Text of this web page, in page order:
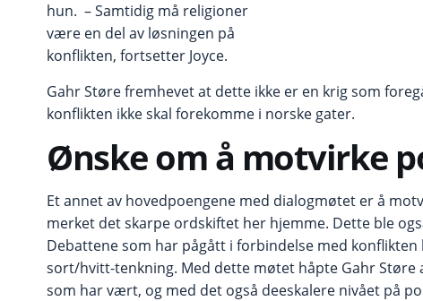
hun. – Samtidig må religioner
være en del av løsningen på
konflikten, fortsetter Joyce.
Gahr Støre fremhevet at dette ikke er en krig som
konflikten ikke skal forekomme i norske gater.
Ønske om å motvirke
Et annet av hovedpoengene med dialogmøtet er å
merket det skarpe ordskiftet her hjemme. Dette ble
Debattene som har pågått i forbindelse med
sort/hvitt-tenkning. Med dette møtet håpte Gahr Støre
som har vært, og med det også deeskalere nivået på